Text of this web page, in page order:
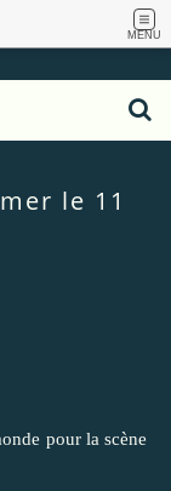
MENU
le 11
pour la scène